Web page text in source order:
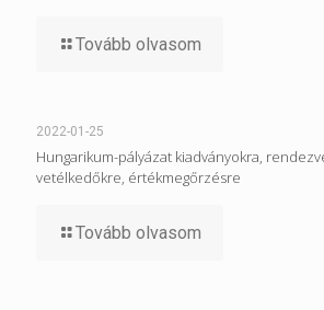
Tovább olvasom
2022-01-25
Hungarikum-pályázat kiadványokra,
vetélkedőkre, értékmegőrzésre
Tovább olvasom